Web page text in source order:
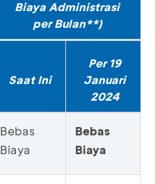
Biaya Administrasi
per Bulan**)
Saat Ini
Per 19
Januari
2024
Bebas
Biaya
Bebas
Biaya